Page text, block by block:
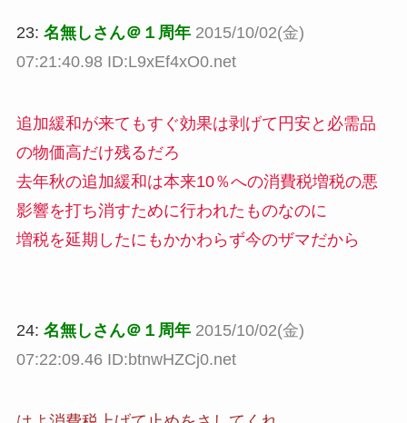
23: 名無しさん＠１周年 2015/10/02(金)
07:21:40.98 ID:L9xEf4xO0.net
追加緩和が来てもすぐ効果は剥げて円安と必需品
の物価高だけ残るだろ
去年秋の追加緩和は本来10％への消費税増税の悪
影響を打ち消すために行われたものなのに
増税を延期したにもかかわらず今のザマだから
24: 名無しさん＠１周年 2015/10/02(金)
07:22:09.46 ID:btnwHZCj0.net